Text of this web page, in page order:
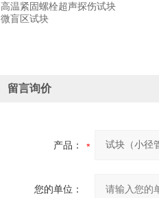
高温紧固螺栓超声探伤试块
微盲区试块
留言询价
产品：
您的单位：